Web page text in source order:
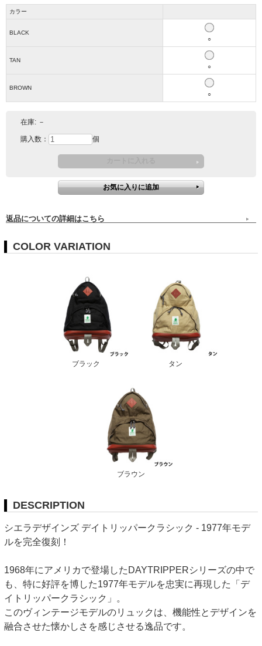
カラー
BLACK
○
TAN
○
BROWN
○
在庫: －
購入数： 個
返品についての詳細はこちら
COLOR VARIATION
ブラック タン
ブラウン
DESCRIPTION
シエラデザインズ デイトリッパークラシック - 1977年モデ
ルを完全復刻！
1968年にアメリカで登場したDAYTRIPPERシリーズの中で
も、特に好評を博した1977年モデルを忠実に再現した「デ
イトリッパークラシック」。
このヴィンテージモデルのリュックは、機能性とデザインを
融合させた懐かしさを感じさせる逸品です。